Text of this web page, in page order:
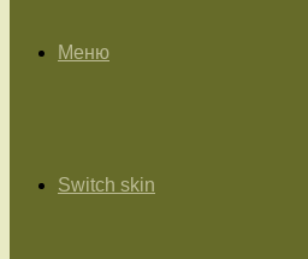
Меню
Switch skin